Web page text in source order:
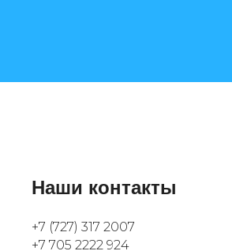
Наши контакты
+7 (727) 317 2007
+7 705 2222 924